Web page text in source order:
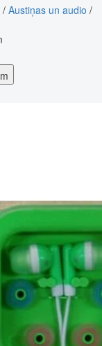
/ Austiņas un audio /